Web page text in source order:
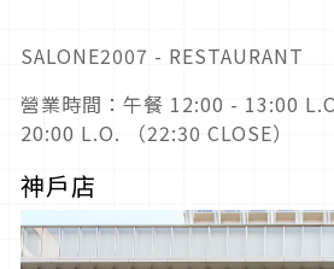
SALONE2007 - RESTAURANT
營業時間：午餐 12:00 - 13:00
20:00 L.O. （22:30 CLOSE）
神戶店